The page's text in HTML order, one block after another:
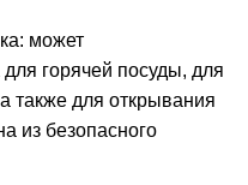
может
для горячей посуды, для
также для открывания
из безопасного